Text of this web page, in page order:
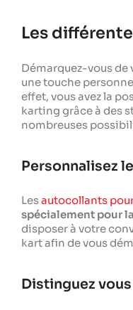
Les
Démarquez-vous
une touche
effet, vous avez la
karting grâce à des
nombreuses
Personnalisez
Lesautocollants
spécialement pour
disposer à votre
kart afin de vous
Distinguez